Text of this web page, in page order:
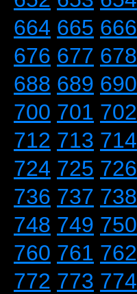
664 665 666
676 677 678
688 689 690
700 701 702
712 713 714
724 725 726
736 737 738
748 749 750
760 761 762
772 773 774